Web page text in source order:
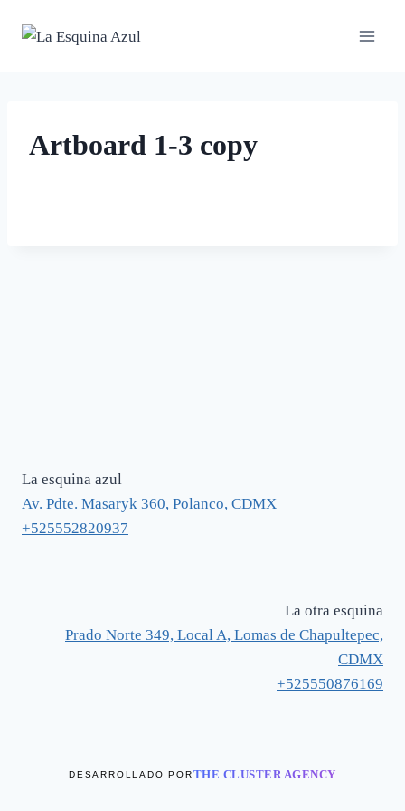
Artboard 1-3 copy
La esquina azul
Av. Pdte. Masaryk 360, Polanco, CDMX
+525552820937
La otra esquina
Prado Norte 349, Local A, Lomas de Chapultepec,
CDMX
+525550876169
DESARROLLADO PORTHE CLUSTER AGENCY